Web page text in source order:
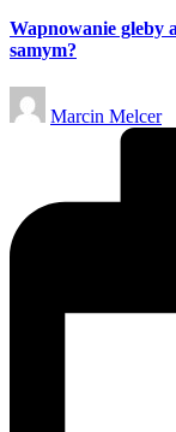
Wapnowanie gleby
samym?
Posted
by
Marcin Melcer